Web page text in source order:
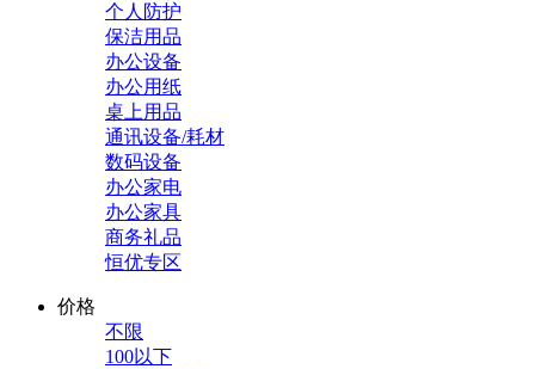
个人防护
保洁用品
办公设备
办公用纸
桌上用品
通讯设备/耗材
数码设备
办公家电
办公家具
商务礼品
恒优专区
价格
不限
100以下